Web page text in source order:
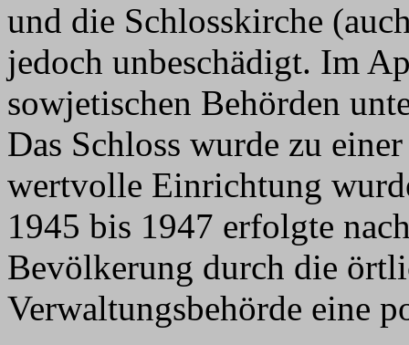
und die Schlosskirche
jedoch unbeschädigt. Im
sowjetischen Behörden
Das Schloss wurde zu
wertvolle Einrichtung
1945 bis 1947 erfolgte
Bevölkerung durch die
Verwaltungsbehörde eine